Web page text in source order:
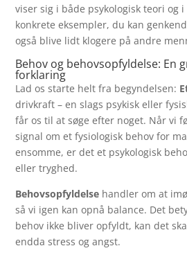
viser sig i både psykologisk teori og
konkrete eksempler, du kan
også blive lidt klogere på andre
Behov og behovsopfyldelse: En
forklaring
Lad os starte helt fra begyndelsen:
drivkraft – en slags psykisk eller
får os til at søge efter noget. Når vi
signal om et fysiologisk behov for
ensomme, er det et psykologisk
eller tryghed.
Behovsopfyldelse handler om at
så vi igen kan opnå balance. Det
behov ikke bliver opfyldt, kan det
endda stress og angst.